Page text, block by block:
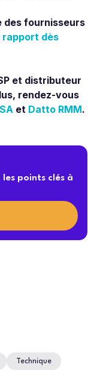
des fournisseurs
dès
et distributeur
rendez-vous
et Datto RMM.
points clés à
Technique